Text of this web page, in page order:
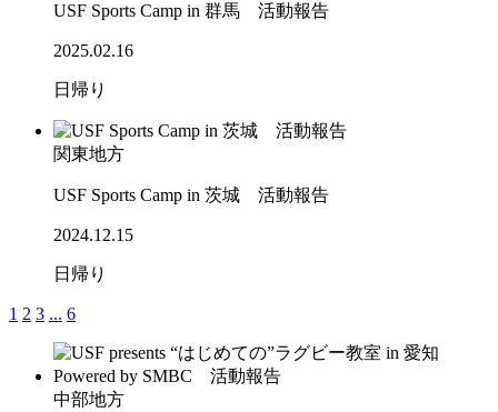
USF Sports Camp in 群馬 活動報告
2025.02.16
日帰り
関東地方
USF Sports Camp in 茨城 活動報告
2024.12.15
日帰り
1 2 3 ... 6
中部地方